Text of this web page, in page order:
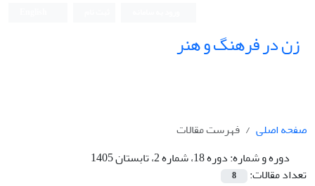
زن در فرهنگ و هنر
صفحه اصلی
فهرست مقالات
دوره و شماره:دوره 18، شماره 2، تابستان 1405
تعداد مقالات:
8